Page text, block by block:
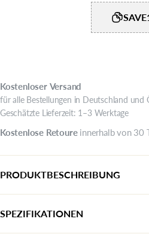
Kostenloser Versand
für alle Bestellungen in Deutschland und
Geschätzte Lieferzeit: 1–3 Werktage
Kostenlose Retoure innerhalb von 30
PRODUKTBESCHREIBUNG
SPEZIFIKATIONEN